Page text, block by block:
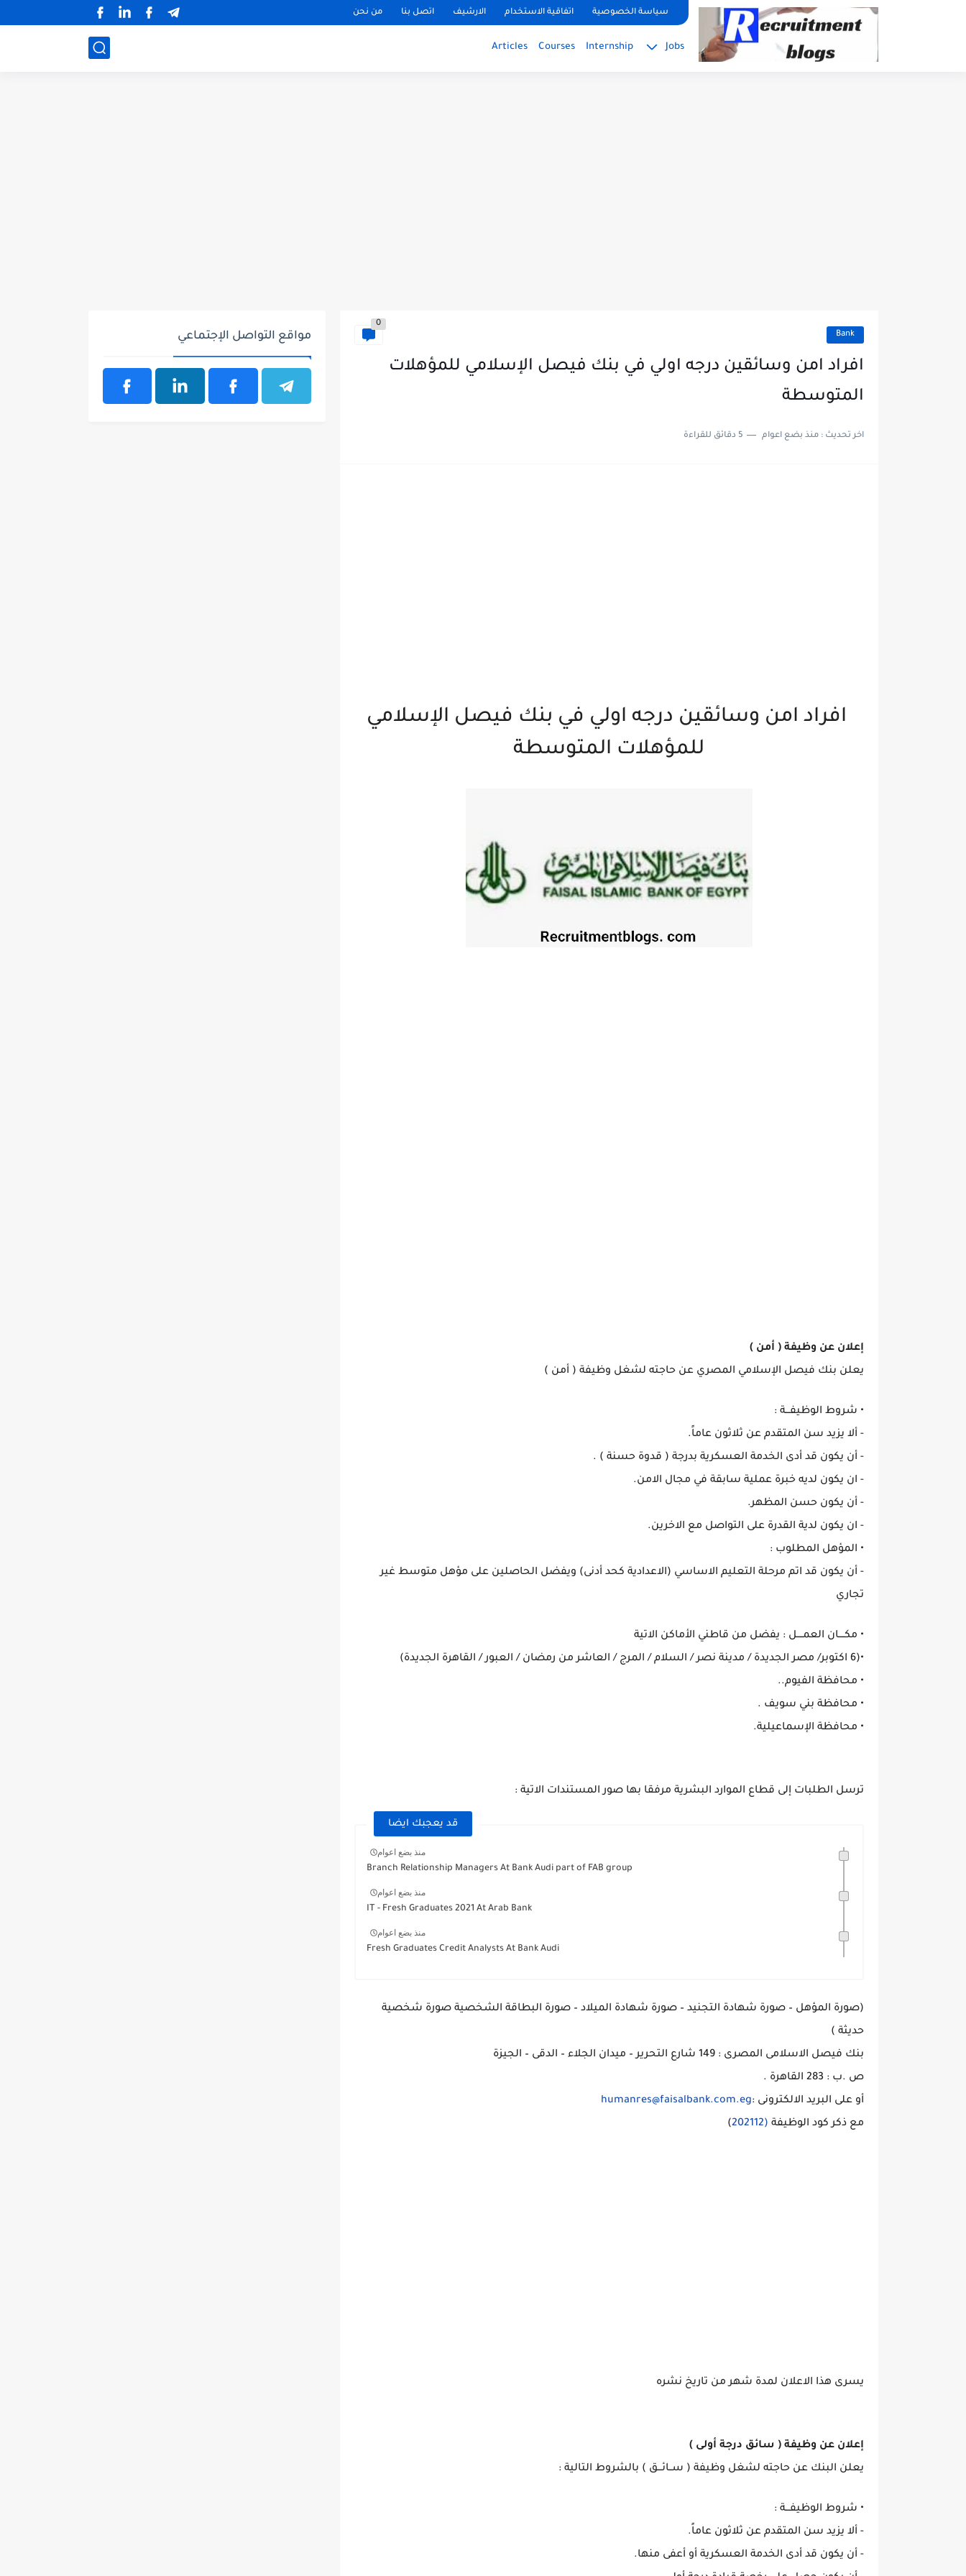
google.com, pub-2091334367487754, DIRECT, f08c47fec0942fa0سياسة الخصوصية اتفاقية الاستخدام الارشيف اتصل بنا من نحن
Jobs
Internship
Courses
Articles
Bank
0
افراد امن وسائقين درجه اولي في بنك فيصل الإسلامي للمؤهلات
المتوسطة
اخر تحديث :منذ بضع اعوام 5 دقائق للقراءة
افراد امن وسائقين درجه اولي في بنك فيصل الإسلامي
للمؤهلات المتوسطة
إعلان عن وظيفة ( أمن )
يعلن بنك فيصل الإسلامي المصري عن حاجته لشغل وظيفة ( أمن )
• شروط الوظيفـــة :
- ألا يزيد سن المتقدم عن ثلاثون عاماً.
- أن يكون قد أدى الخدمة العسكرية بدرجة ( قدوة حسنة ) .
- ان يكون لديه خبرة عملية سابقة في مجال الامن.
- أن يكون حسن المظهر.
- ان يكون لدية القدرة على التواصل مع الاخرين.
• المؤهل المطلوب :
- أن يكون قد اتم مرحلة التعليم الاساسي (الاعدادية كحد أدنى) ويفضل الحاصلين على مؤهل متوسط غير
تجاري
• مكــــان العمــــل : يفضل من قاطني الأماكن الاتية
•(6 اكتوبر/ مصر الجديدة / مدينة نصر / السلام / المرج / العاشر من رمضان / العبور / القاهرة الجديدة)
• محافظة الفيوم..
• محافظة بني سويف .
• محافظة الإسماعيلية.
ترسل الطلبات إلى قطاع الموارد البشرية مرفقا بها صور المستندات الاتية :
قد يعجبك ايضا
منذ بضع اعوام
Branch Relationship Managers At Bank Audi part of FAB group
منذ بضع اعوام
IT - Fresh Graduates 2021 At Arab Bank
منذ بضع اعوام
Fresh Graduates Credit Analysts At Bank Audi
(صورة المؤهل – صورة شهادة التجنيد – صورة شهادة الميلاد – صورة البطاقة الشخصية صورة شخصية
حديثة )
بنك فيصل الاسلامى المصرى : 149 شارع التحرير – ميدان الجلاء – الدقى – الجيزة
ص .ب : 283 القاهرة .
أو على البريد الالكترونى :humanres@faisalbank.com.eg
مع ذكر كود الوظيفة (202112
)
يسرى هذا الاعلان لمدة شهر من تاريخ نشره
إعلان عن وظيفة ( سائق درجة أولى )
يعلن البنك عن حاجته لشغل وظيفة ( ســائـــق ) بالشروط التالية :
• شروط الوظيفـــة :
- ألا يزيد سن المتقدم عن ثلاثون عاماً.
- أن يكون قد أدى الخدمة العسكرية أو أعفى منها.
مواقع التواصل الإجتماعي